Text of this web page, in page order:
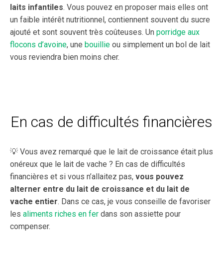
laits infantiles. Vous pouvez en proposer mais elles ont
un faible intérêt nutritionnel, contiennent souvent du sucre
ajouté et sont souvent très coûteuses. Un porridge aux
flocons d’avoine, une bouillie ou simplement un bol de lait
vous reviendra bien moins cher.
En cas de difficultés financières
💡 Vous avez remarqué que le lait de croissance était plus
onéreux que le lait de vache ? En cas de difficultés
financières et si vous n’allaitez pas, vous pouvez
alterner entre du lait de croissance et du lait de
vache entier. Dans ce cas, je vous conseille de favoriser
les aliments riches en fer dans son assiette pour
compenser.